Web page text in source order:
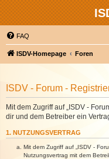
FAQ
ISDV-Homepage Foren
ISDV - Forum -
Mit dem Zugriff auf „ISDV -
dir und dem Betreiber ein
1. NUTZUNGSVERTRAG
Mit dem Zugriff auf „ISDV -
Nutzungsvertrag mit dem